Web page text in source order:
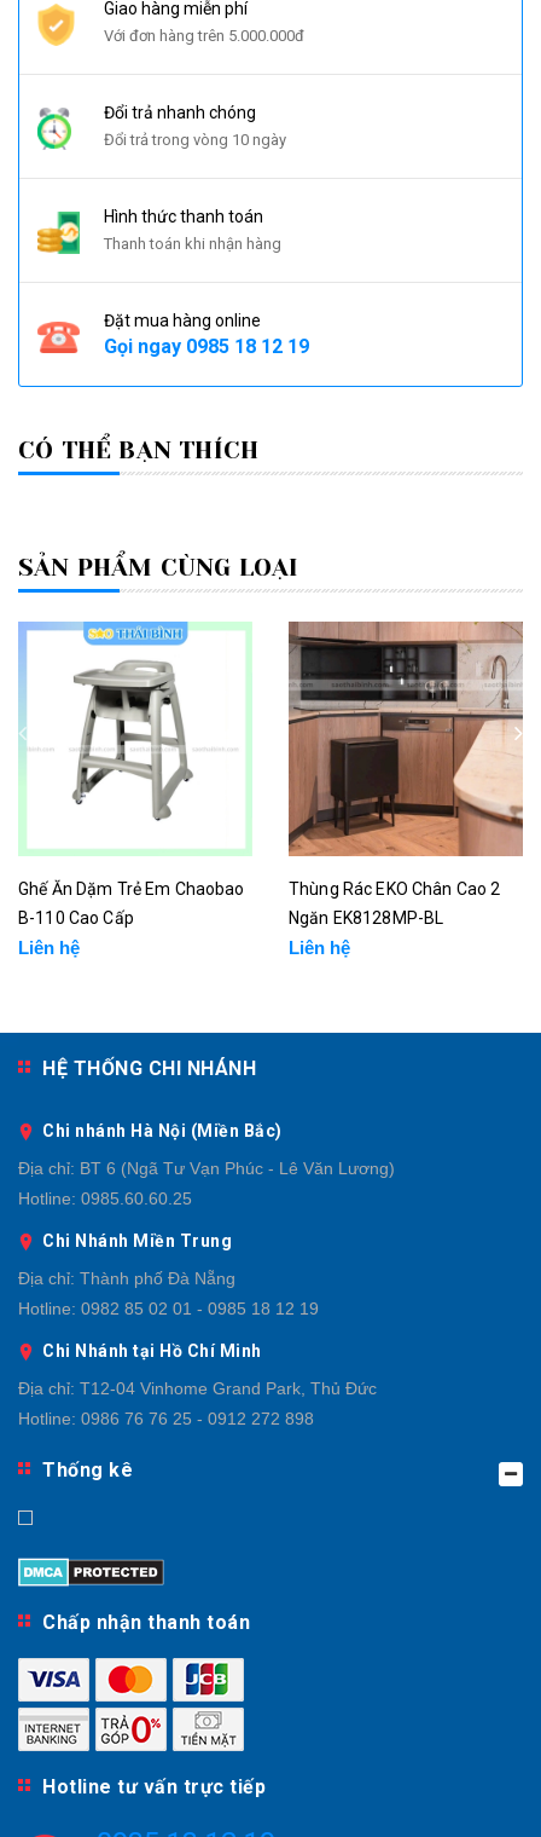
Giao hàng miễn phí
Với đơn hàng trên 5.000.000đ
Đổi trả nhanh chóng
Đổi trả trong vòng 10 ngày
Hình thức thanh toán
Thanh toán khi nhận hàng
Đặt mua hàng online
Gọi ngay 0985 18 12 19
CÓ THỂ BẠN THÍCH
SẢN PHẨM CÙNG LOẠI
Ghế Ăn Dặm Trẻ Em Chaobao
B-110 Cao Cấp
Liên hệ
Thùng Rác EKO Chân Cao 2
Ngăn EK8128MP-BL
Liên hệ
HỆ THỐNG CHI NHÁNH
Chi nhánh Hà Nội (Miền Bắc)
Địa chỉ: BT 6 (Ngã Tư Vạn Phúc - Lê Văn Lương)
Hotline: 0985.60.60.25
Chi Nhánh Miền Trung
Địa chỉ: Thành phố Đà Nẵng
Hotline: 0982 85 02 01 - 0985 18 12 19
Chi Nhánh tại Hồ Chí Minh
Địa chỉ: T12-04 Vinhome Grand Park, Thủ Đức
Hotline: 0986 76 76 25 - 0912 272 898
Thống kê
Chấp nhận thanh toán
Hotline tư vấn trực tiếp